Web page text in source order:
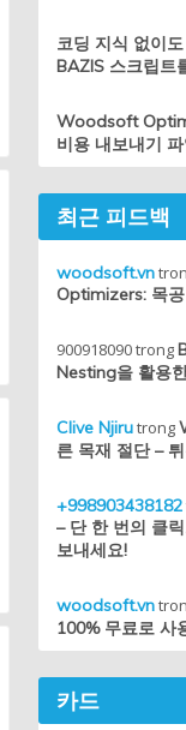
코딩 지식 없이
BAZIS 스크립트
Woodsoft
비용 내보내기
최근 피드백
woodsoft.vn
Optimizers: 목
900918090trong
Nesting을 활용
Clive Njirutrong
른 목재 절단 –
+998903438182
– 단 한 번의 클
보내세요!
woodsoft.vn
100% 무료로 사
카드